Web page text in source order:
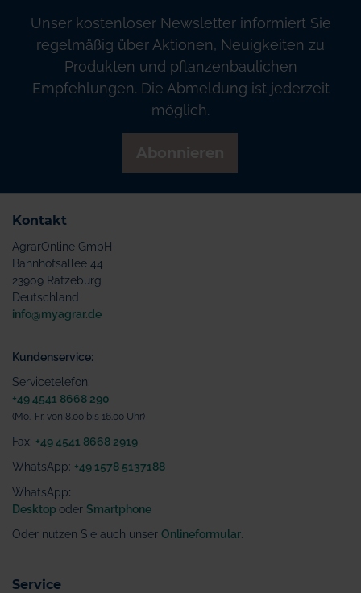
Unser kostenloser Newsletter informiert Sie
regelmäßig über Aktionen, Neuigkeiten zu
Produkten und pflanzenbaulichen
Empfehlungen. Die Abmeldung ist jederzeit
möglich.
Kontakt
AgrarOnline GmbH
Bahnhofsallee 44
23909 Ratzeburg
Deutschland
info@myagrar.de
Kundenservice:
Servicetelefon:
+49 4541 8668 290
(Mo.-Fr. von 8.00 bis 16.00 Uhr)
Fax: +49 4541 8668 2919
WhatsApp: +49 1578 5137188
WhatsApp:
Desktop oder Smartphone
Oder nutzen Sie auch unser Onlineformular
Service